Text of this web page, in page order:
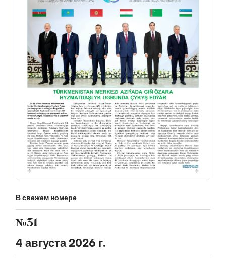
В свежем номере
№31
4 августа 2026 г.